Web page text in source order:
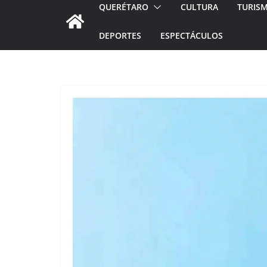
QUERÉTARO CULTURA
DEPORTES ESPECTÁCULOS